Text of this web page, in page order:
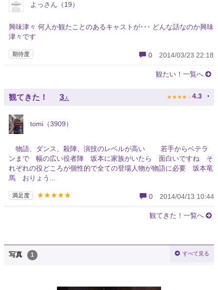
よっさん（19）
興味津々 何人か観たことのあるキャストが･･･ どんな話なのか興味
津々です
期待度 0 2014/03/23 22:18
観たい！一覧へ
観てきた！ 3 人 ★ ★ ★ ★ ★ 4.3
tomi（3909）
物語、ダンス、殺陣、演技のレベルが高い 若手からベテラ
ンまで 幅の広い役者陣 坂本に家族がいたら 面白いですね そ
れぞれの役どころが個性的で全ての登場人物が物語に必要 坂本竜
馬 おりょう...
満足度 ★★★★★ 0 2014/04/13 10:44
観てきた！一覧へ
写真 1 すべて見る